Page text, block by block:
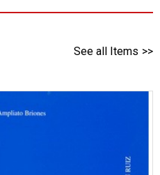
See all Items